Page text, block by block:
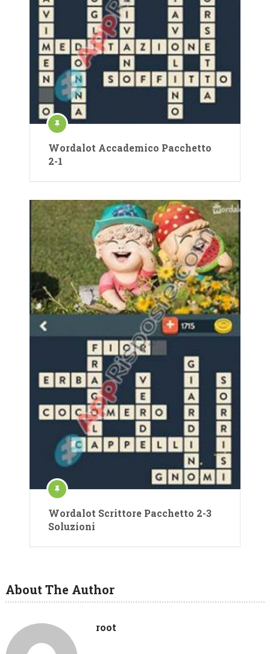
Wordalot Accademico Pacchetto
2-1
Wordalot Scrittore Pacchetto 2-3
Soluzioni
About The Author
root